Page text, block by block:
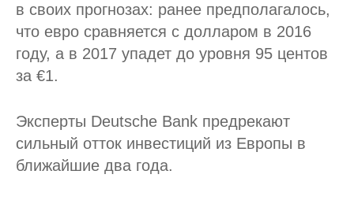
в своих прогнозах: ранее предполагалось,
что евро сравняется с долларом в 2016
году, а в 2017 упадет до уровня 95 центов
за €1.
Эксперты Deutsche Bank предрекают
сильный отток инвестиций из Европы в
ближайшие два года.